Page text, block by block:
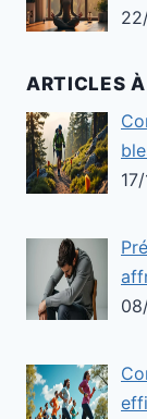
ARTICLES